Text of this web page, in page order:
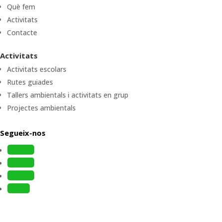
Què fem
Activitats
Contacte
Activitats
Activitats escolars
Rutes guiades
Tallers ambientals i activitats en grup
Projectes ambientals
Segueix-nos
Follow
Follow
Follow
Follow